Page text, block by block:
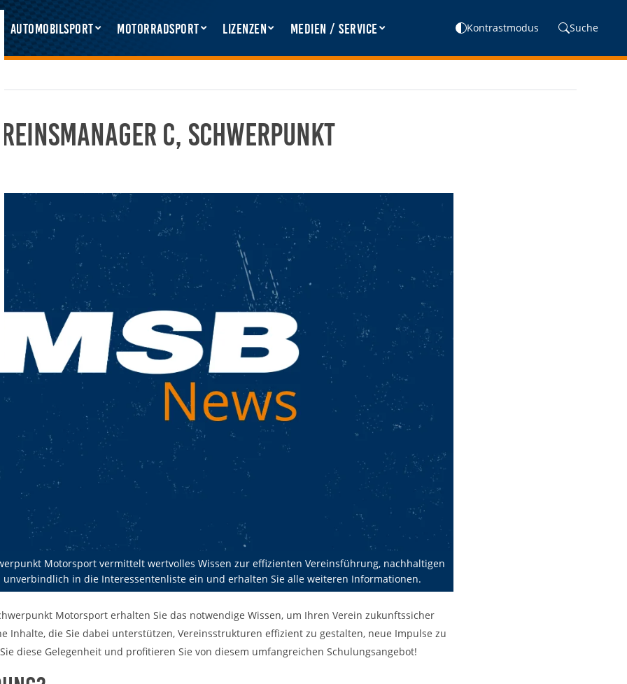
Automobilsport Motorradsport Lizenzen Medien / Service Kontrastmodus Suche
C, Schwerpunkt
Motorsport vermittelt wertvolles Wissen zur effizienten Vereinsführung, nachhaltigen
unverbindlich in die Interessentenliste ein und erhalten Sie alle weiteren Informationen.
Motorsport erhalten Sie das notwendige Wissen, um Ihren Verein zukunftssicher
Inhalte, die Sie dabei unterstützen, Vereinsstrukturen effizient zu gestalten, neue Impulse zu
diese Gelegenheit und profitieren Sie von diesem umfangreichen Schulungsangebot!